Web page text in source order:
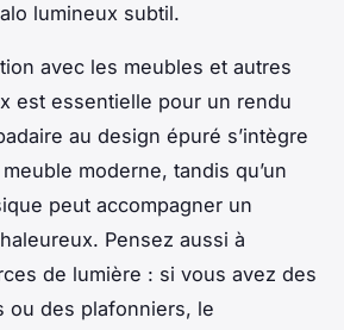
lumineux subtil.
avec les meubles et autres
est essentielle pour un rendu
au design épuré s’intègre
moderne, tandis qu’un
peut accompagner un
Pensez aussi à
de lumière : si vous avez des
ou des plafonniers, le